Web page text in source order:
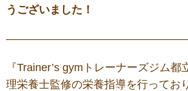
うございました！
『Trainer’s gymトレーナーズジム都
理栄養士監修の栄養指導を行ってお